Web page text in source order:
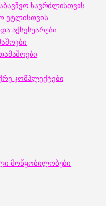
სავრძლისთვის
ეტლისთვის
აქსესუარები
კომპლექტები
მოწყობილობები